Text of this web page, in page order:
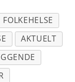
FOLKEHELSE
AKTUELT